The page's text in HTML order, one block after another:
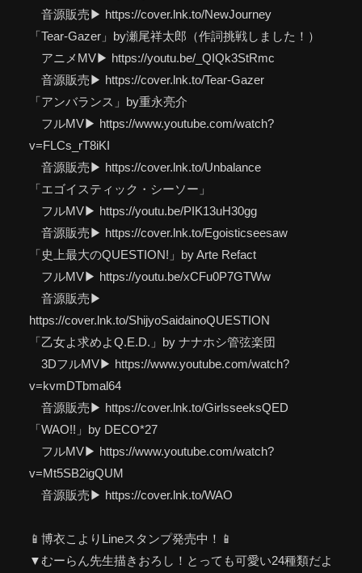
音源販売▶ https://cover.lnk.to/NewJourney
「Tear-Gazer」by瀬尾祥太郎（作詞挑戦しました！）
アニメMV▶ https://youtu.be/_QIQk3StRmc
音源販売▶ https://cover.lnk.to/Tear-Gazer
「アンバランス」by重永亮介
フルMV▶ https://www.youtube.com/watch?
v=FLCs_rT8iKI
音源販売▶ https://cover.lnk.to/Unbalance
「エゴイスティック・シーソー」
フルMV▶ https://youtu.be/PIK13uH30gg
音源販売▶ https://cover.lnk.to/Egoisticseesaw
「史上最大のQUESTION!」by Arte Refact
フルMV▶ https://youtu.be/xCFu0P7GTWw
音源販売▶
https://cover.lnk.to/ShijyoSaidainoQUESTION
「乙女よ求めよQ.E.D.」by ナナホシ管弦楽団
3DフルMV▶ https://www.youtube.com/watch?
v=kvmDTbmal64
音源販売▶ https://cover.lnk.to/GirlsseeksQED
「WAO!!」by DECO*27
フルMV▶ https://www.youtube.com/watch?
v=Mt5SB2igQUM
音源販売▶ https://cover.lnk.to/WAO
📱博衣こよりLineスタンプ発売中！📱
▼むーらん先生描きおろし！とっても可愛い24種類だよ